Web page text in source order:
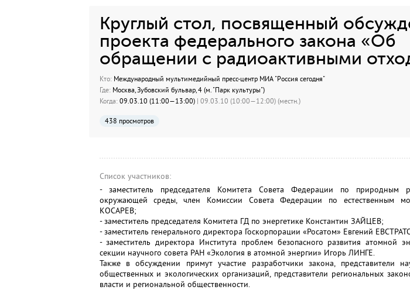
Круглый стол, посвященный
проекта федерального закона «Об
обращении с радиоактивными
Кто:Международный мультимедийный пресс-центр МИА "Россия сегодня"
Где:Москва, Зубовский бульвар, 4 (м. "Парк культуры")
Когда:09.03.10 (11:00—13:00) | 09.03.10 (10:00—12:00) (местн.)
438 просмотров
Список участников:
- заместитель председателя Комитета Совета Федерации по природным
окружающей среды, член Комиссии Совета Федерации по естественным
КОСАРЕВ;
- заместитель председателя Комитета ГД по энергетике Константин ЗАЙЦЕВ;
- заместитель генерального директора Госкорпорации «Росатом» Евгений
- заместитель директора Института проблем безопасного развития атомной
секции научного совета РАН «Экология в атомной энергии» Игорь ЛИНГЕ.
Также в обсуждении примут участие разработчики закона, представители
общественных и экологических организаций, представители региональных
власти и региональной общественности.